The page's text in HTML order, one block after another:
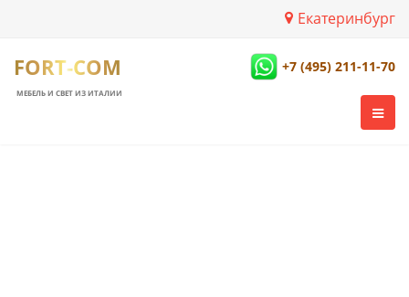
Екатеринбург
FORT-COM
МЕБЕЛЬ И СВЕТ ИЗ ИТАЛИИ
+7 (495) 211-11-70